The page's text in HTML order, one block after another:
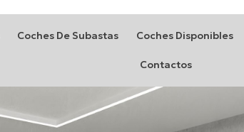
Coches De Subastas Coches Disponibles
Contactos